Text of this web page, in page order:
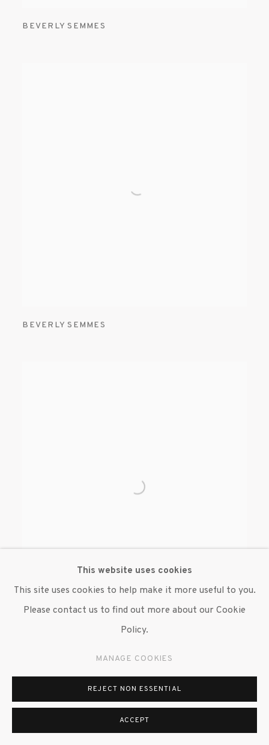
BEVERLY SEMMES
BEVERLY SEMMES
This website uses cookies
This site uses cookies to help make it more useful to you.
Please contact us to find out more about our Cookie
Policy.
MANAGE COOKIES
REJECT NON ESSENTIAL
ACCEPT